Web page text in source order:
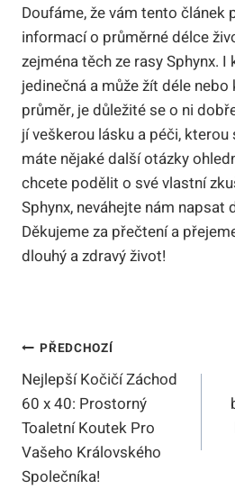
Doufáme, že vám tento článek
informací o průměrné délce
zejména těch ze rasy Sphynx.
jedinečná a může žít déle
průměr, je důležité se o ni
jí veškerou lásku a péči,
máte nějaké další otázky
chcete podělit o své vlastní
Sphynx, neváhejte nám napsat
Děkujeme za přečtení a
dlouhý a zdravý život!
Navigace
Pro
Příspěvek
PŘEDCHOZÍ
Nejlepší Kočičí Záchod
60 x 40: Prostorný
Toaletní Koutek Pro
Vašeho Královského
Společníka!